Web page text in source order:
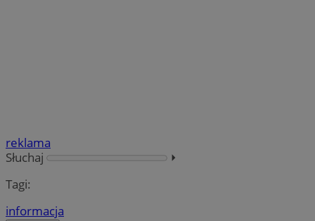
reklama
Słuchaj
⏵︎
Tagi:
informacja